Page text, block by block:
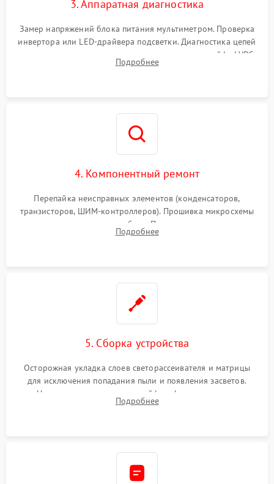
Поломка системы защиты
3. Аппаратная диагностика
Замер напряжений блока питания мультиметром. Проверка
инвертора или LED-драйвера подсветки. Диагностика цепей
питания скалера и тестирование сигналов на шлейфе LVDS
Подробнее
4. Компонентный ремонт
Перепайка неисправных элементов (конденсаторов,
транзисторов, ШИМ-контроллеров). Прошивка микросхемы
памяти при программных сбоях. При поломке подсветки —
разборка матрицы и замена выгоревших светодиодов.
Подробнее
5. Сборка устройства
Осторожная укладка слоев светорассеивателя и матрицы
для исключения попадания пыли и появления засветов.
Надежное подключение шлейфов, фиксация плат и
аккуратное защелкивание пластикового корпуса монитора.
Подробнее